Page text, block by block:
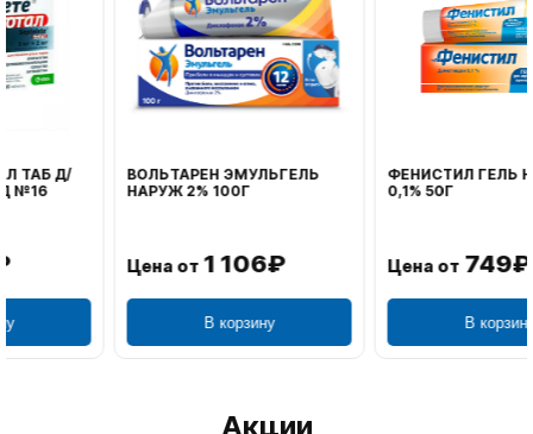
ВОЛЬТАРЕН ЭМУЛЬГЕЛЬ
НАРУЖ 2% 100Г
1 106₽
ФЕНИСТИЛ ГЕЛЬ НАРУЖ
Цена от 749₽
Акции